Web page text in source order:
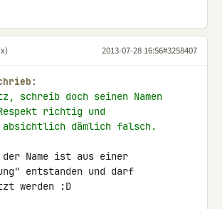
2013-07-28 16:56#3258407
schreib doch seinen Namen
richtig und
absichtlich dämlich falsch.
der Name ist aus einer
entstanden und darf
werden :D